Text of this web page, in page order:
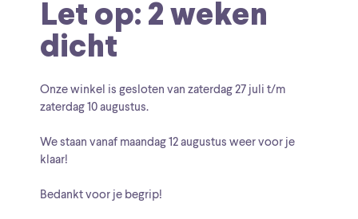
Voor vragen kunt u altijd mailen naar
Let op: 2 weken
dicht
Onze winkel is gesloten van zaterdag27 juli t/m
zaterdag 10 augustus.
We staan vanaf maandag 12 augustus weer voor je
klaar!
Bedankt voor je begrip!